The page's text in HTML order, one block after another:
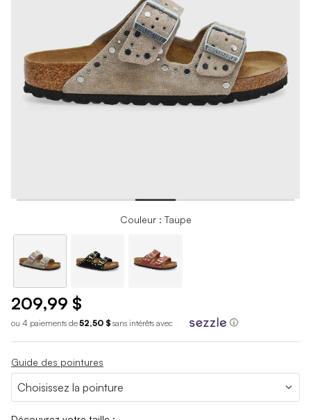
Couleur : Taupe
209,99 $
ou 4 paiements de52,50 $ sans intérêts avec ⓘ
Guide des pointures